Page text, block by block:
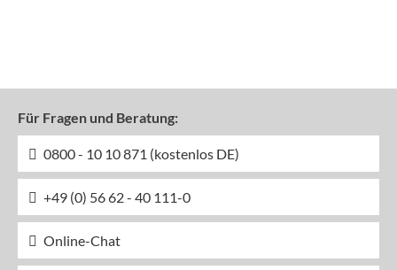
Für Fragen und Beratung:
0800 - 10 10 871 (kostenlos DE)
+49 (0) 56 62 - 40 111-0
Online-Chat